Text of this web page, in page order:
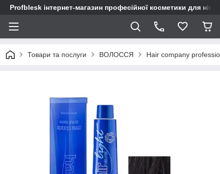
Profblesk інтернет-магазин професійної косметики для
Товари та послуги ВОЛОССЯ Hair company